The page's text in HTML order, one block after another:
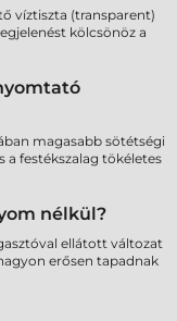
víztiszta (transparent)
kölcsönöz a
magasabb sötétségi
a festékszalag tökéletes
nélkül?
ellátott változat
erősen tapadnak